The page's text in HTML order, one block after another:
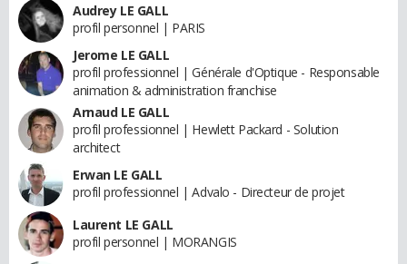
Audrey LE GALL
profil personnel | PARIS
Jerome LE GALL
profil professionnel | Générale d'Optique - Responsable
animation & administration franchise
Arnaud LE GALL
profil professionnel | Hewlett Packard - Solution
architect
Erwan LE GALL
profil professionnel | Advalo - Directeur de projet
Laurent LE GALL
profil personnel | MORANGIS